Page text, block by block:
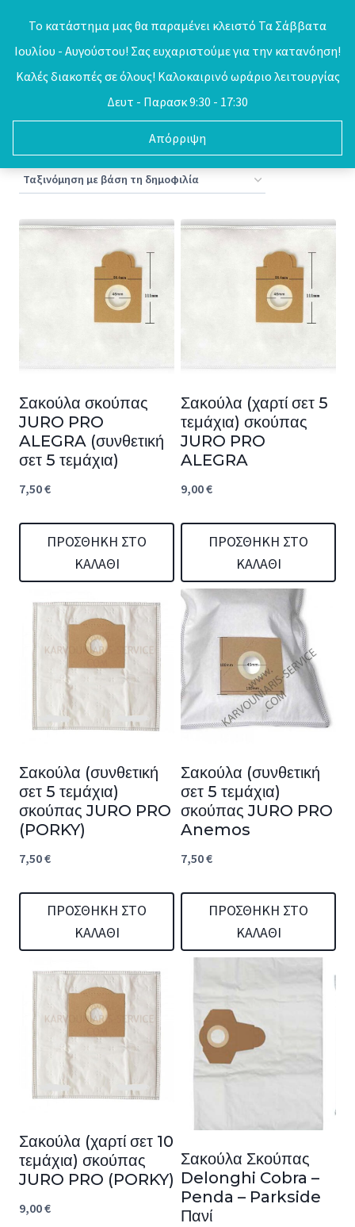
Το κατάστημα μας θα παραμένει κλειστό Τα Σάββατα
Ιουλίου - Αυγούστου! Σας ευχαριστούμε για την κατανόηση!
Καλές διακοπές σε όλους! Καλοκαιρινό ωράριο λειτουργίας
Δευτ - Παρασκ 9:30 - 17:30
Απόρριψη
0
Προβάλλονται όλα - 8 αποτελέσματα Sorted
by
popularity
Σακούλα σκούπας
JURO PRO
ALEGRA (συνθετική
σετ 5 τεμάχια)
7,50€
ΠΡΟΣΘΉΚΗ ΣΤΟ
ΚΑΛΆΘΙ
Σακούλα (χαρτί σετ 5
τεμάχια) σκούπας
JURO PRO
ALEGRA
9,00€
ΠΡΟΣΘΉΚΗ ΣΤΟ
ΚΑΛΆΘΙ
Σακούλα (συνθετική
σετ 5 τεμάχια)
σκούπας JURO PRO
(PORKY)
7,50€
ΠΡΟΣΘΉΚΗ ΣΤΟ
ΚΑΛΆΘΙ
Σακούλα (συνθετική
σετ 5 τεμάχια)
σκούπας JURO PRO
Anemos
7,50€
ΠΡΟΣΘΉΚΗ ΣΤΟ
ΚΑΛΆΘΙ
Σακούλα (χαρτί σετ 10
τεμάχια) σκούπας
JURO PRO (PORKY)
9,00€
Σακούλα Σκούπας
Delonghi Cobra –
Penda – Parkside
Πανί